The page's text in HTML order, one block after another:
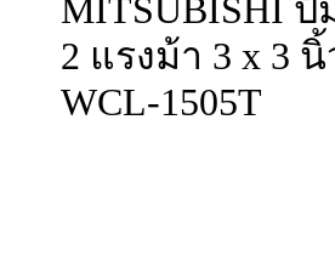
MITSUBISHI
2 แรงม้า 3 x 3
WCL-1505T